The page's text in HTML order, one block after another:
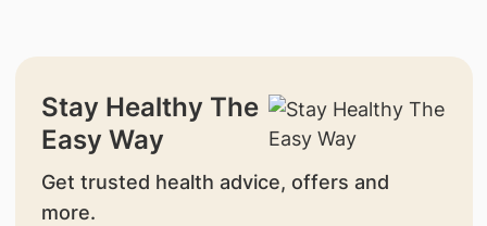
Stay Healthy The
Easy Way
Get trusted health advice, offers and
more.